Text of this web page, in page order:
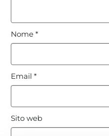
Nome*
Email*
Sito web